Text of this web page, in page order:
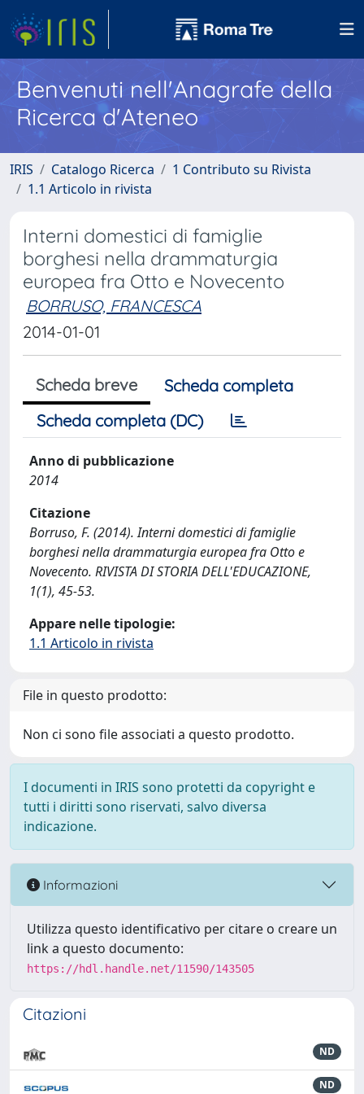
Benvenuti nell'Anagrafe della
Ricerca d'Ateneo
IRIS Catalogo Ricerca
1 Contributo su Rivista
1.1 Articolo in rivista
Interni domestici di famiglie
borghesi nella drammaturgia
europea fra Otto e Novecento
BORRUSO, FRANCESCA
2014-01-01
Scheda breve
Scheda completa
Scheda completa (DC)
Anno di pubblicazione
2014
Citazione
Borruso, F. (2014). Interni domestici di famiglie
borghesi nella drammaturgia europea fra Otto e
Novecento. RIVISTA DI STORIA DELL'EDUCAZIONE,
1(1), 45-53.
Appare nelle tipologie:
1.1 Articolo in rivista
File in questo prodotto:
Non ci sono file associati a questo prodotto.
I documenti in IRIS sono protetti da copyright e
tutti i diritti sono riservati, salvo diversa
indicazione.
Informazioni
Utilizza questo identificativo per citare o creare un
link a questo documento:
https://hdl.handle.net/11590/143505
Citazioni
ND
ND